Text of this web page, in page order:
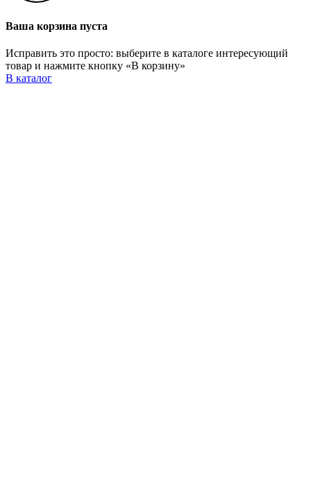
Ваша корзина пуста
Исправить это просто: выберите в каталоге интересующий
товар и нажмите кнопку «В корзину»
В каталог